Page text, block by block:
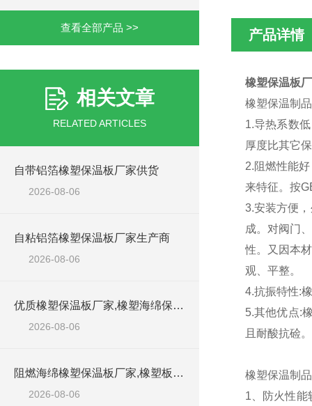
查看全部产品 >>
相关文章
RELATED ARTICLES
自带铝箔橡塑保温板厂家供货
2026-08-06
自粘铝箔橡塑保温板厂家生产商
2026-08-06
优质橡塑保温板厂家,橡塑海绵保温材料供货商
2026-08-06
阻燃海绵橡塑保温板厂家,橡塑板厂家销售点
2026-08-06
产品详情
橡塑保温板
橡塑保温制
1.导热系数
厚度比其它
2.阻燃性能
来特征。按
3.安装方便
成。对阀门
性。又因本
观、平整。
4.抗振特性:
5.其他优点:
且耐酸抗硷
橡塑保温制
1、防火性